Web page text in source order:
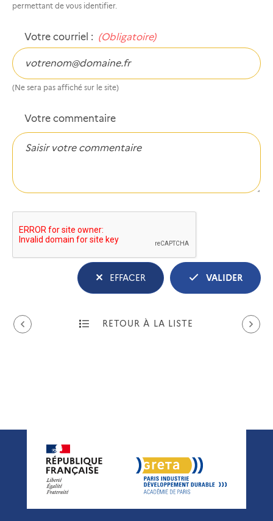
permettant de vous identifier.
Votre courriel : (obligatoire)
(Ne sera pas affiché sur le site)
Votre commentaire
EFFACER VALIDER
RETOUR À LA LISTE